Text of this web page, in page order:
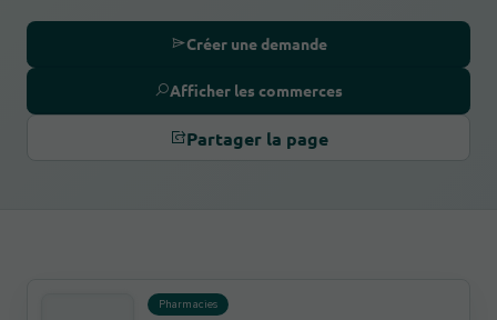
Créer une demande
Afficher les commerces
Partager la page
Pharmacies